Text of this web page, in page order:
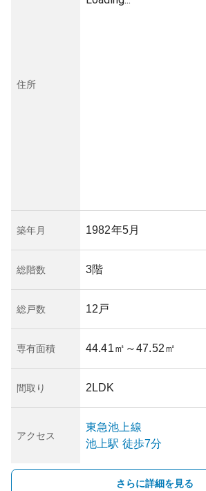
住所
築年月 1982年5月
総階数 3階
総戸数 12戸
専有面積 44.41㎡ ～47.52㎡
間取り 2LDK
アクセス
東急池上線
池上駅 徒歩7分
さらに詳細を見る